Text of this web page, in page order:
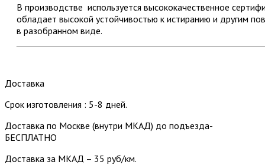
В производстве используется высококачественное
обладает высокой устойчивостью к истиранию и другим
в разобранном виде.
Доставка
Срок изготовления : 5-8 дней.
Доставка по Москве (внутри МКАД) до подъезда-
БЕСПЛАТНО
Доставка за МКАД – 35 руб/км.